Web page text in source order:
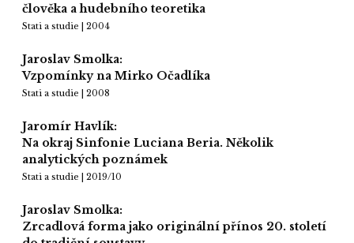
člověka a hudebního teoretika
Stati a studie | 2004
Jaroslav Smolka:
Vzpomínky na Mirko Očadlíka
Stati a studie | 2008
Jaromír Havlík:
Na okraj Sinfonie Luciana Beria. Několik
analytických poznámek
Stati a studie | 2019/10
Jaroslav Smolka:
Zrcadlová forma jako originální přínos 20. století